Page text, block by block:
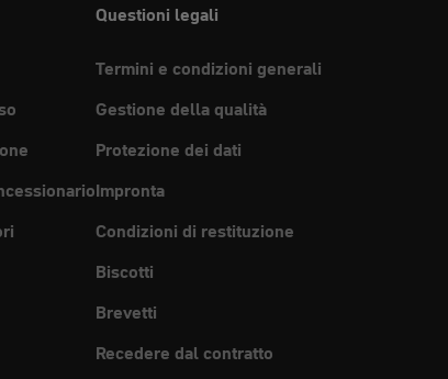
Questioni legali
Termini e condizioni generali
Gestione della qualità
Protezione dei dati
Impronta
Condizioni di restituzione
Biscotti
Brevetti
Recedere dal contratto